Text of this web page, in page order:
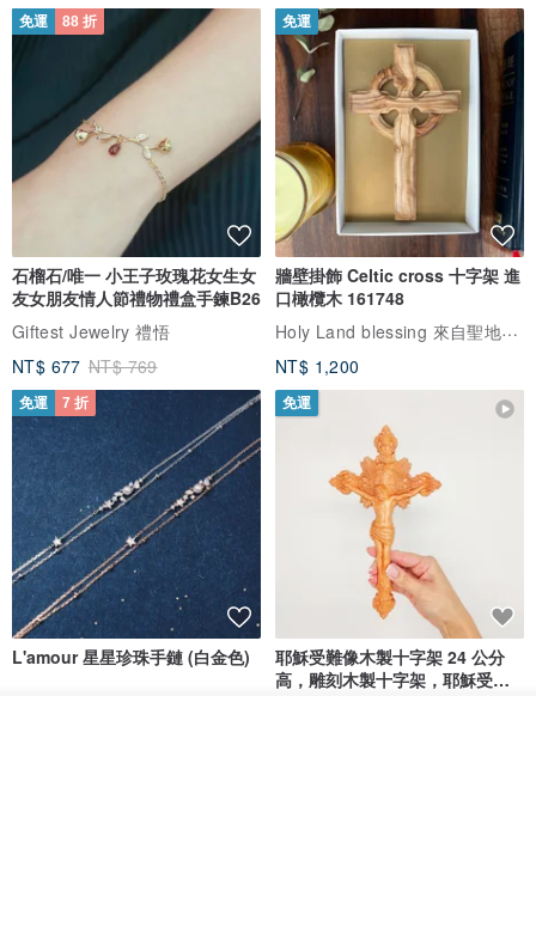
免運 88 折
石榴石/唯一 小王子玫瑰花女生女
友女朋友情人節禮物禮盒手鍊B26
Giftest Jewelry 禮悟
NT$ 677 NT$ 769
免運
牆壁掛飾 Celtic cross 十字架 進
口橄欖木 161748
Holy Land blessing 來自聖地的祝福
NT$ 1,200
免運 7 折
L'amour 星星珍珠手鏈 (白金色)
免運
耶穌受難像木製十字架 24 公分
高，雕刻木製十字架，耶穌受難